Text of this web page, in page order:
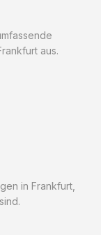
aus.
in Frankfurt,